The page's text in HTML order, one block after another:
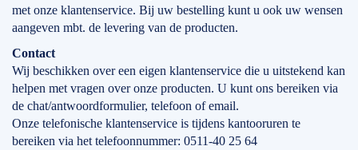
met onze klantenservice. Bij uw bestelling kunt u ook uw wensen
aangeven mbt. de levering van de producten.
Contact
Wij beschikken over een eigen klantenservice die u uitstekend kan
helpen met vragen over onze producten. U kunt ons bereiken via
de chat/antwoordformulier, telefoon of email.
Onze telefonische klantenservice is tijdens kantooruren te
bereiken via het telefoonnummer: 0511-40 25 64